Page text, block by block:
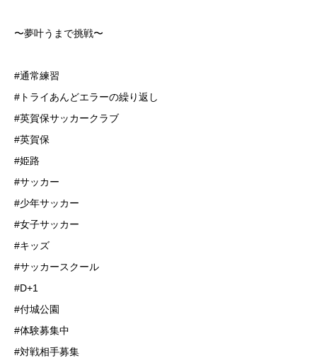
〜夢叶うまで挑戦〜
#通常練習
#トライあんどエラーの繰り返し
#英賀保サッカークラブ
#英賀保
#姫路
#サッカー
#少年サッカー
#女子サッカー
#キッズ
#サッカースクール
#D+1
#付城公園
#体験募集中
#対戦相手募集